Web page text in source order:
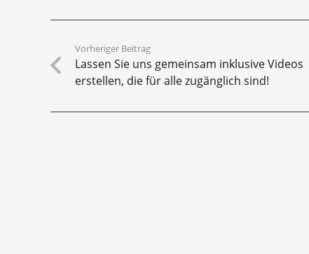
Vorheriger Beitrag
Lassen Sie uns gemeinsam inklusive Videos
erstellen, die für alle zugänglich sind!